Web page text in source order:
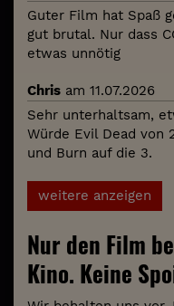
Guter Film hat Spaß
gut brutal. Nur dass
etwas unnötig
Chris am 11.07.2026
Sehr unterhaltsam,
Würde Evil Dead von
und Burn auf die 3.
weitere anzeigen
Nur den Film
Kino. Keine